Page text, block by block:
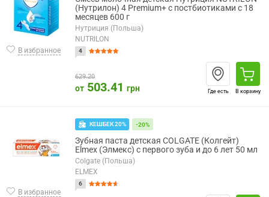
В избранное
(Нутрилон) 4 Premium+ с постбиотиками с 18
месяцев 600 г
Нутриция (Польша)
NUTRILON
4
629.20
от 503.41 грн Где есть В корзину
В избранное
КЕШБЕК 20% -20%
Зубная паста детская COLGATE (Колгейт)
Elmex (Элмекс) с первого зуба и до 6 лет 50 мл
Colgate (Польша)
ELMEX
6